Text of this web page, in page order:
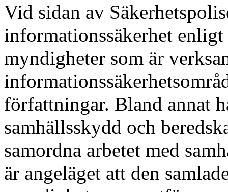
Vid sidan av
informationssäkerhet
myndigheter som är
författningar. Bland annat
samhällsskydd och
samordna arbetet med
är angeläget att den